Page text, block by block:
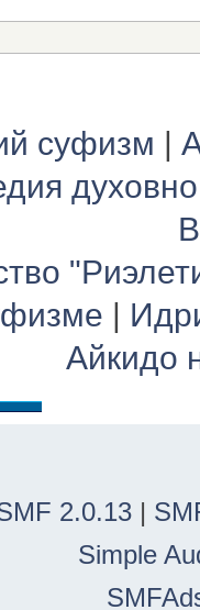
суфизм |
|
Айкидо
2.0.13 |
Simple